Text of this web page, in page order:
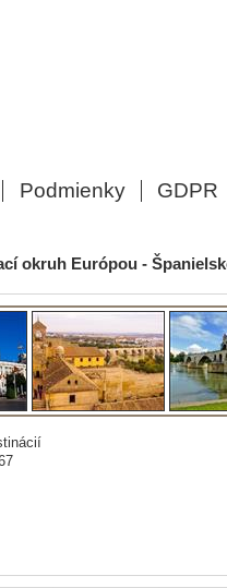
Podmienky GDPR
okruh Európou -